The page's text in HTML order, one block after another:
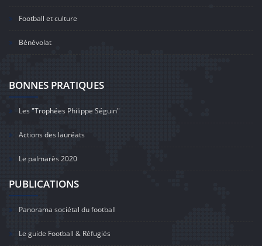
Football et culture
Bénévolat
BONNES PRATIQUES
Les "Trophées Philippe Séguin"
Actions des lauréats
Le palmarès 2020
PUBLICATIONS
Panorama sociétal du football
Le guide Football & Réfugiés